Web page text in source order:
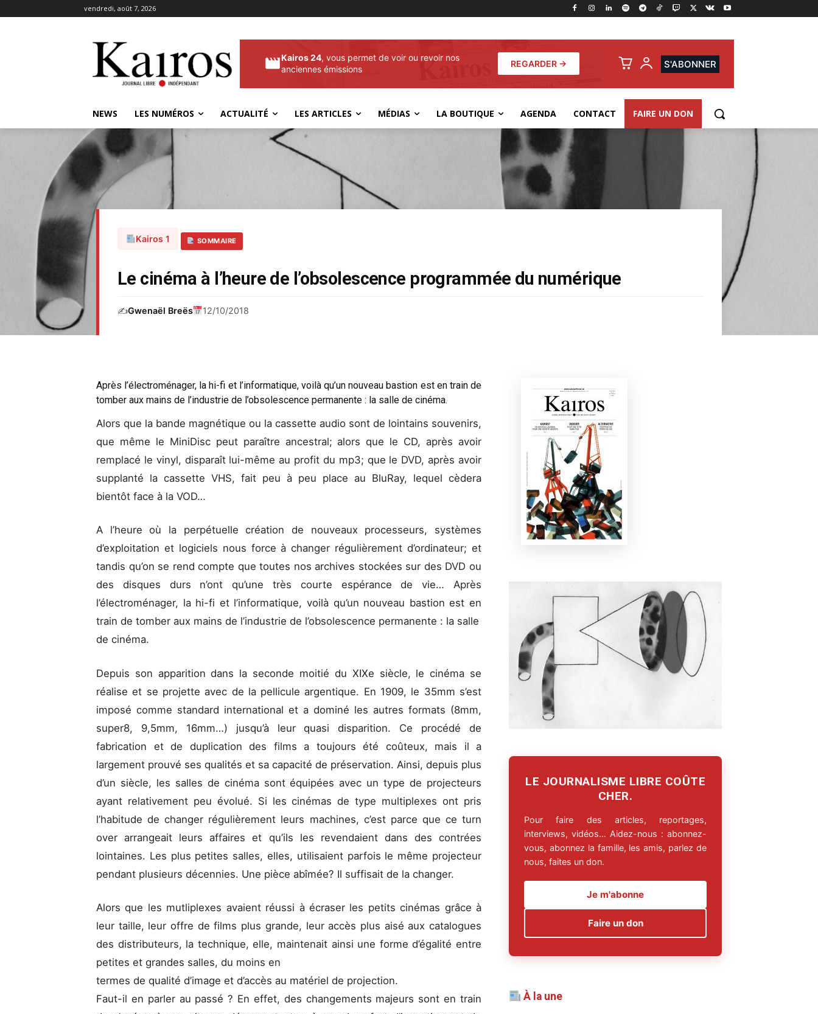
vendredi, août 7, 2026
Kairos 24, vous permet de voir ou revoir nos
anciennes émissions
REGARDER → S'ABONNER
NEWS LES NUMÉROS ACTUALITÉ LES ARTICLES MÉDIAS LA BOUTIQUE AGENDA CONTACT FAIRE UN DON
Kairos 1 SOMMAIRE
Le cinéma à l’heure de l’obsolescence programmée du numérique
✍️Gwenaël Breës 12/10/2018
Après l’électroménager, la hi-fi et l’informatique, voilà qu’un nouveau bastion est en train de
tomber aux mains de l’industrie de l’obsolescence permanente : la salle de cinéma.
Alors que la bande magnétique ou la cassette audio sont de lointains souvenirs,
que même le MiniDisc peut paraître ancestral; alors que le CD, après avoir
remplacé le vinyl, disparaît lui-même au profit du mp3; que le DVD, après avoir
supplanté la cassette VHS, fait peu à peu place au BluRay, lequel cèdera
bientôt face à la VOD…
A l’heure où la perpétuelle création de nouveaux processeurs, systèmes
d’exploitation et logiciels nous force à changer régulièrement d’ordinateur; et
tandis qu’on se rend compte que toutes nos archives stockées sur des DVD ou
des disques durs n’ont qu’une très courte espérance de vie… Après
l’électroménager, la hi-fi et l’informatique, voilà qu’un nouveau bastion est en
train de tomber aux mains de l’industrie de l’obsolescence permanente : la salle
de cinéma.
Depuis son apparition dans la seconde moitié du XIXe siècle, le cinéma se
réalise et se projette avec de la pellicule argentique. En 1909, le 35mm s’est
imposé comme standard international et a dominé les autres formats (8mm,
super8, 9,5mm, 16mm…) jusqu’à leur quasi disparition. Ce procédé de
fabrication et de duplication des films a toujours été coûteux, mais il a
largement prouvé ses qualités et sa capacité de préservation. Ainsi, depuis plus
d’un siècle, les salles de cinéma sont équipées avec un type de projecteurs
ayant relativement peu évolué. Si les cinémas de type multiplexes ont pris
l’habitude de changer régulièrement leurs machines, c’est parce que ce turn
over arrangeait leurs affaires et qu’ils les revendaient dans des contrées
lointaines. Les plus petites salles, elles, utilisaient parfois le même projecteur
pendant plusieurs décennies. Une pièce abîmée? Il suffisait de la changer.
Alors que les mutliplexes avaient réussi à écraser les petits cinémas grâce à
leur taille, leur offre de films plus grande, leur accès plus aisé aux catalogues
des distributeurs, la technique, elle, maintenait ainsi une forme d’égalité entre
petites et grandes salles, du moins en
termes de qualité d’image et d’accès au matériel de projection.
Faut-il en parler au passé ? En effet, des changements majeurs sont en train
LE JOURNALISME LIBRE COÛTE
CHER.
Pour faire des articles, reportages,
interviews, vidéos… Aidez-nous : abonnez-
vous, abonnez la famille, les amis, parlez de
nous, faites un don.
Je m'abonne
Faire un don
À la une